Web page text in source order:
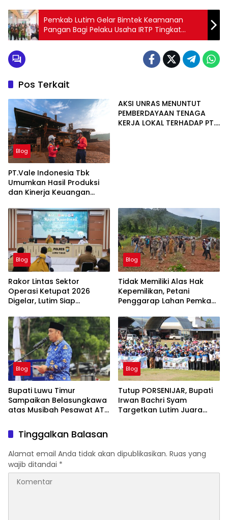
Pemkab Lutim Gelar Bimtek Keamanan
Pangan Bagi Pelaku Usaha IRTP Tingkat
Kabupaten
Pos Terkait
Blog
PT.Vale Indonesia Tbk
Umumkan Hasil Produksi
dan Kinerja Keuangan
AKSI UNRAS MENUNTUT
PEMBERDAYAAN TENAGA
KERJA LOKAL TERHADAP PT.
Blog
Rakor Lintas Sektor
Operasi Ketupat 2026
Digelar, Lutim Siap
Lebaran
Blog
Tidak Memiliki Alas Hak
Kepemilikan, Petani
Penggarap Lahan Pemkab
Ganti Rugi Tanah
Blog
Bupati Luwu Timur
Sampaikan Belasungkawa
atas Musibah Pesawat ATR
Blog
Tutup PORSENIJAR, Bupati
Irwan Bachri Syam
Targetkan Lutim Juara
Tinggalkan Balasan
Alamat email Anda tidak akan dipublikasikan. Ruas yang
wajib ditandai *